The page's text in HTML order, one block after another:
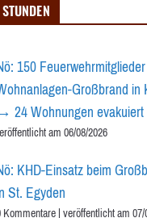
150
Großbrand
24 Wohnungen evakuiert
am 06/08/2026
KHD-Einsatz beim
St. Egyden
|veröffentlicht am